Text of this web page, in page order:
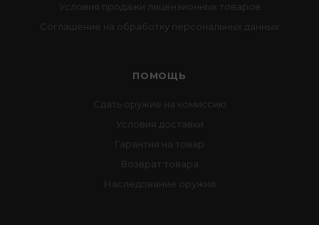
Условия продажи лицензионных товаров
Соглашение на обработку персональных данных
ПОМОЩЬ
Сдать оружие на комиссию
Условия доставки
Гарантия на товар
Возврат товара
Наследование оружия